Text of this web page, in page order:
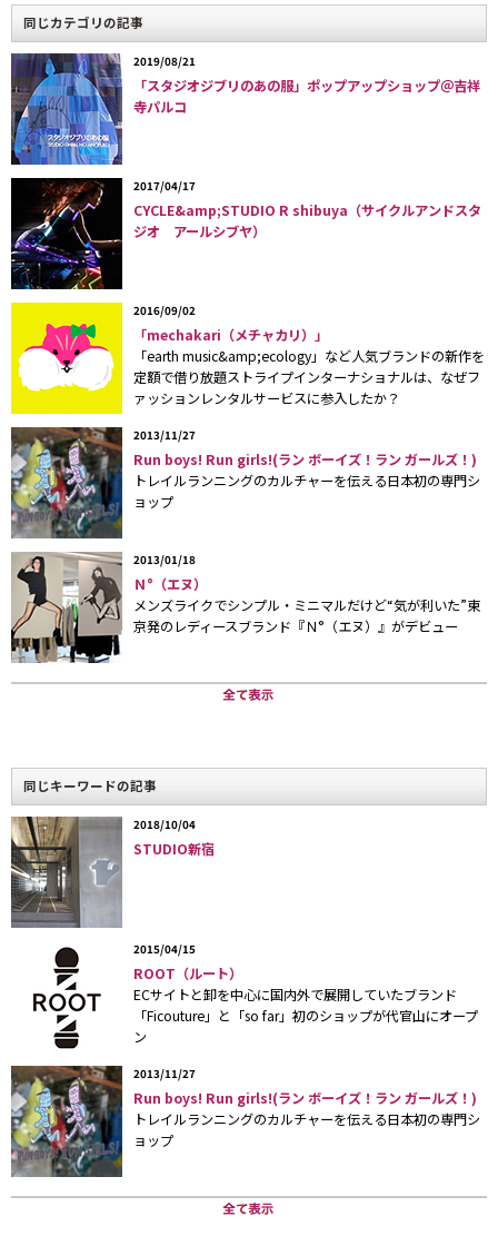
02年冬にミナミスポーツ渋谷店、今夏にはヴィクトリア渋谷店が
閉店したのは記憶に新しい。渋谷のアウトドアスポーツ事情がま
すます貧困になるかと思われた矢先、10月17日、渋谷・東急ハ
ンズ前に「モンベルクラブ渋谷店」がオープンした。
運営するのはアウトドアスポーツ用品メーカーである（株）モン
ベルグループ（本社、大阪市西区）の子会社（株）ベルカディ
ア。9月に竣工された地下1階・地上6階建ての自社ビルを利用し
たもので、東京での旗艦店となる。これにより国内29店舗、海外
（米・ボルダー）1店舗での展開となった。
実は同社は今回の出店の他、長野県の諏訪店、大阪府の箕面店
と、10月だけでも3店舗をオープン。出店には常に意欲的だとい
う。
「メーカーである我々は、良いものを親切・丁寧に売るだけでな
く、アウトドアの楽しさを伝え、表現していかなければなりませ
ウトドアを身近に感じて頂くきっかけになればと、出店するのは
認知度の高い場所をセレクトしています」と、同店店長の半田久
さんは話す。
ガラス張りの店内でまず目に飛び込んでくるのが、1階から3階の
吹き抜け部分に設置された高さ13メートルのクライミングウォー
ル。迫力あるオブジェとしての存在感はもちろん、実際にロック
クライミングを体験することもできる。
1階から4階は都心部最大となる190坪の売り場、5階はイベント
スペースとなっており、アウトドアライフの情報発信地として、
写真展や講習会を開催していく。18日にはオープニングイベント
として、北磁極から南極点までの人力踏破や七大陸最高峰登頂の
最年少記録を持つ若き旅人、石川直樹さん（26）のスライドショ
ーが行われ、会場には20代を中心に100人以上もの若者が集まっ
た。
同じカテゴリの記事
2019/08/21
「スタジオジブリのあの服」ポップアップショップ＠吉祥
寺パルコ
2017/04/17
CYCLE&amp;STUDIO R shibuya（サイクルアンドスタ
ジオ アールシブヤ）
2016/09/02
「mechakari（メチャカリ）」
「earth music&amp;ecology」など人気ブランドの新作を
定額で借り放題ストライプインターナショナルは、なぜフ
ァッションレンタルサービスに参入したか？
2013/11/27
Run boys! Run girls!(ラン ボーイズ！ラン ガールズ！)
トレイルランニングのカルチャーを伝える日本初の専門シ
ョップ
2013/01/18
Ｎ°（エヌ）
メンズライクでシンプル・ミニマルだけど“気が利いた”東
京発のレディースブランド『Ｎ°（エヌ）』がデビュー
同じキーワードの記事
2018/10/04
STUDIO新宿
2015/04/15
ROOT（ルート）
ECサイトと卸を中心に国内外で展開していたブランド
「Ficouture」と「so far」初のショップが代官山にオープ
ン
2013/11/27
Run boys! Run girls!(ラン ボーイズ！ラン ガールズ！)
トレイルランニングのカルチャーを伝える日本初の専門シ
ョップ